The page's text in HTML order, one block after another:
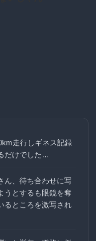
走行しギネス記録
だけでした…
ん、待ち合わせに写
うとするも眼鏡を奪
るところを激写され